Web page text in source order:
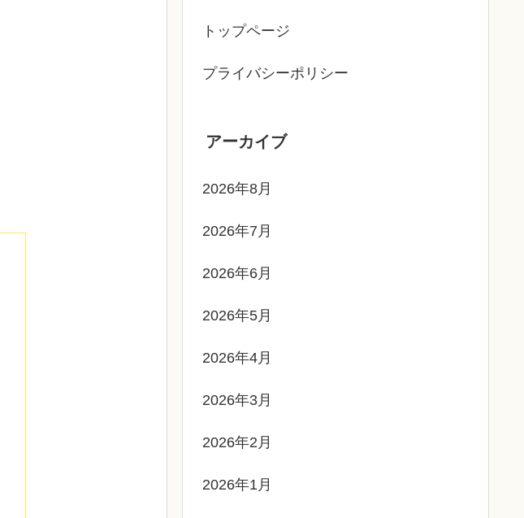
トップページ
プライバシーポリシー
アーカイブ
2026年8月
2026年7月
2026年6月
2026年5月
2026年4月
2026年3月
2026年2月
2026年1月